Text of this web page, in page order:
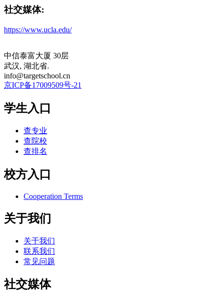
社交媒体:
https://www.ucla.edu/
中信泰富大厦 30层
武汉, 湖北省.
info@targetschool.cn
京ICP备17009509号-21
学生入口
查专业
查院校
查排名
校方入口
Cooperation Terms
关于我们
关于我们
联系我们
常见问题
社交媒体